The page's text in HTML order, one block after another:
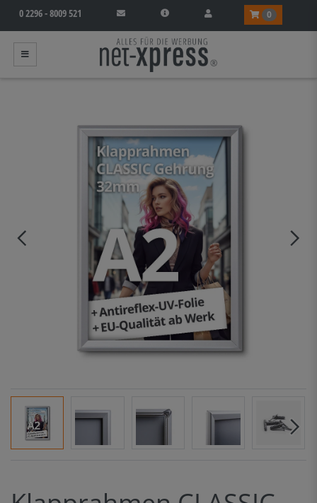
0 2296 - 8009 521 0